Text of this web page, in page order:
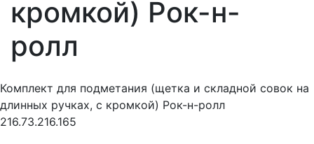
кромкой) Рок-н-
ролл
Комплект для подметания (щетка и складной совок на
длинных ручках, с кромкой) Рок-н-ролл
216.73.216.165